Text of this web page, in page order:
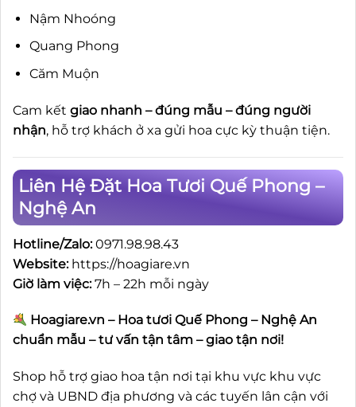
Nậm Nhoóng
Quang Phong
Căm Muộn
Cam kết giao nhanh – đúng mẫu – đúng người
nhận, hỗ trợ khách ở xa gửi hoa cực kỳ thuận tiện.
Liên Hệ Đặt Hoa Tươi Quế Phong –
Nghệ An
Hotline/Zalo:0971.98.98.43
Website: https://hoagiare.vn
Giờ làm việc:7h – 22h mỗi ngày
Hoagiare.vn – Hoa tươi Quế Phong – Nghệ An
chuẩn mẫu – tư vấn tận tâm – giao tận nơi!
Shop hỗ trợ giao hoa tận nơi tại khu vực khu vực
chợ và UBND địa phương và các tuyến lân cận với